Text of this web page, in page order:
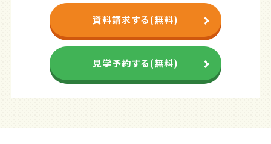
資料請求する(無料)
見学予約する(無料)